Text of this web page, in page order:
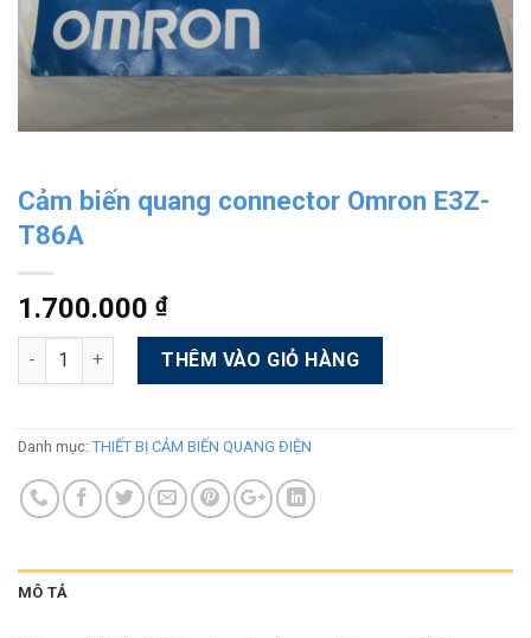
Cảm biến quang connector Omron E3Z-
T86A
1.700.000 ₫
Số lượng THÊM VÀO GIỎ HÀNG
Danh mục: THIẾT BỊ CẢM BIẾN QUANG ĐIỆN
MÔ TẢ